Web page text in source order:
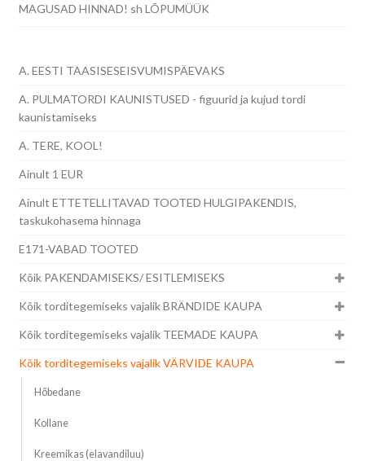
MAGUSAD HINNAD! sh LÕPUMÜÜK
A. EESTI TAASISESEISVUMISPÄEVAKS
A. PULMATORDI KAUNISTUSED - figuurid ja kujud tordi
kaunistamiseks
A. TERE, KOOL!
Ainult 1 EUR
Ainult ETTETELLITAVAD TOOTED HULGIPAKENDIS,
taskukohasema hinnaga
E171-VABAD TOOTED
Kõik PAKENDAMISEKS/ ESITLEMISEKS
Kõik torditegemiseks vajalik BRÄNDIDE KAUPA
Kõik torditegemiseks vajalik TEEMADE KAUPA
Kõik torditegemiseks vajalik VÄRVIDE KAUPA
Hõbedane
Kollane
Kreemikas (elavandiluu)